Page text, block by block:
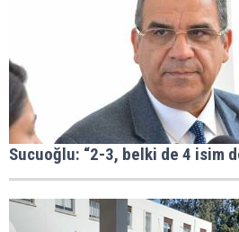
Sucuoğlu: “2-3, belki de 4 isim